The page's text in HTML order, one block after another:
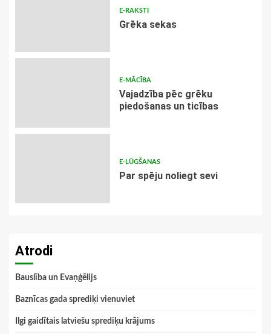
E-RAKSTI
Grēka sekas
E-MĀCĪBA
Vajadzība pēc grēku
piedošanas un ticības
E-LŪGŠANAS
Par spēju noliegt sevi
Atrodi
Bauslība un Evaņģēlijs
Baznīcas gada sprediķi vienuviet
Ilgi gaidītais latviešu sprediķu krājums